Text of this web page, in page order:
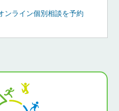
ンライン個別相談を予約